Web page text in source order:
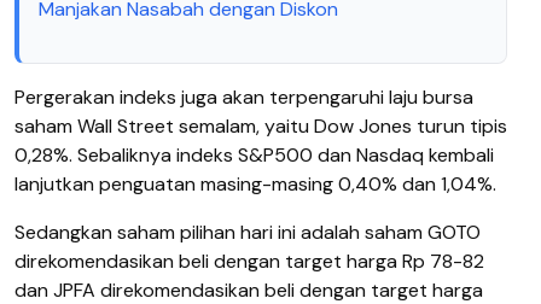
Manjakan Nasabah dengan Diskon
Pergerakan indeks juga akan terpengaruhi laju bursa
saham Wall Street semalam, yaitu Dow Jones turun tipis
0,28%. Sebaliknya indeks S&P500 dan Nasdaq kembali
lanjutkan penguatan masing-masing 0,40% dan 1,04%.
Sedangkan saham pilihan hari ini adalah saham GOTO
direkomendasikan beli dengan target harga Rp 78-82
dan JPFA direkomendasikan beli dengan target harga